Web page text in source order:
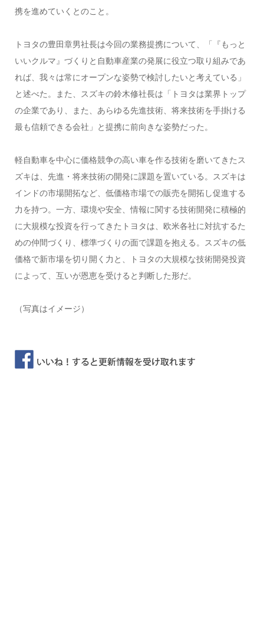
携を進めていくとのこと。
トヨタの豊田章男社長は今回の業務提携について、「『もっと
いいクルマ』づくりと自動車産業の発展に役立つ取り組みであ
れば、我々は常にオープンな姿勢で検討したいと考えている」
と述べた。また、スズキの鈴木修社長は「トヨタは業界トップ
の企業であり、また、あらゆる先進技術、将来技術を手掛ける
最も信頼できる会社」と提携に前向きな姿勢だった。
軽自動車を中心に価格競争の高い車を作る技術を磨いてきたス
ズキは、先進・将来技術の開発に課題を置いている。スズキは
インドの市場開拓など、低価格市場での販売を開拓し促進する
力を持つ。一方、環境や安全、情報に関する技術開発に積極的
に大規模な投資を行ってきたトヨタは、欧米各社に対抗するた
めの仲間づくり、標準づくりの面で課題を抱える。スズキの低
価格で新市場を切り開く力と、トヨタの大規模な技術開発投資
によって、互いが恩恵を受けると判断した形だ。
（写真はイメージ）